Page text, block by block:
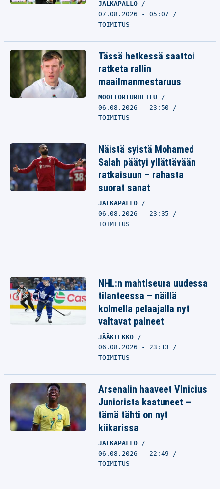
JALKAPALLO
07.08.2026 - 05:07
TOIMITUS
Tässä hetkessä saattoi
ratketa rallin
maailmanmestaruus
MOOTTORIURHEILU
06.08.2026 - 23:50
TOIMITUS
Näistä syistä Mohamed
Salah päätyi yllättävään
ratkaisuun – rahasta
suorat sanat
JALKAPALLO
06.08.2026 - 23:35
TOIMITUS
NHL:n mahtiseura uudessa
tilanteessa – näillä
kolmella pelaajalla nyt
valtavat paineet
JÄÄKIEKKO
06.08.2026 - 23:13
TOIMITUS
Arsenalin haaveet Vinicius
Juniorista kaatuneet –
tämä tähti on nyt
kiikarissa
JALKAPALLO
06.08.2026 - 22:49
TOIMITUS